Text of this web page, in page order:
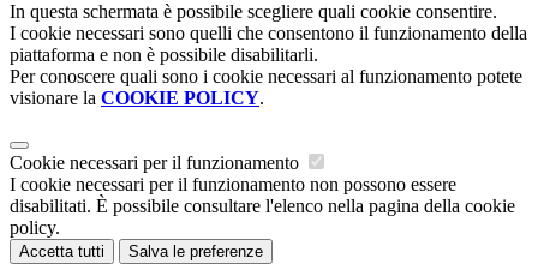
In questa schermata è possibile scegliere quali cookie consentire.
I cookie necessari sono quelli che consentono il funzionamento della
piattaforma e non è possibile disabilitarli.
Per conoscere quali sono i cookie necessari al funzionamento potete
visionare la COOKIE POLICY.
Cookie necessari per il funzionamento
I cookie necessari per il funzionamento non possono essere
disabilitati. È possibile consultare l'elenco nella pagina della cookie
policy.
Accetta tutti Salva le preferenze